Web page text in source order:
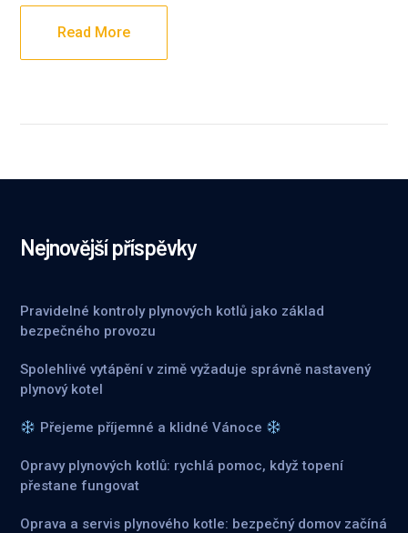
Read More
Nejnovější příspěvky
Pravidelné kontroly plynových kotlů jako základ
bezpečného provozu
Spolehlivé vytápění v zimě vyžaduje správně nastavený
plynový kotel
Přejeme příjemné a klidné Vánoce
Opravy plynových kotlů: rychlá pomoc, když topení
přestane fungovat
Oprava a servis plynového kotle: bezpečný domov začíná